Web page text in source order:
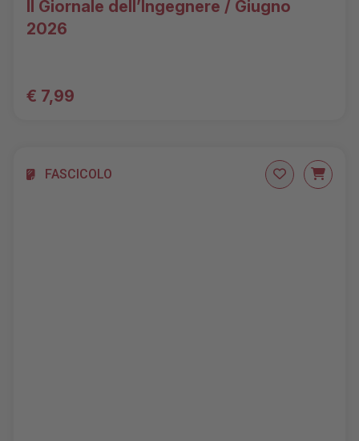
Il Giornale dell’Ingegnere / Giugno
2026
€ 7,99
FASCICOLO